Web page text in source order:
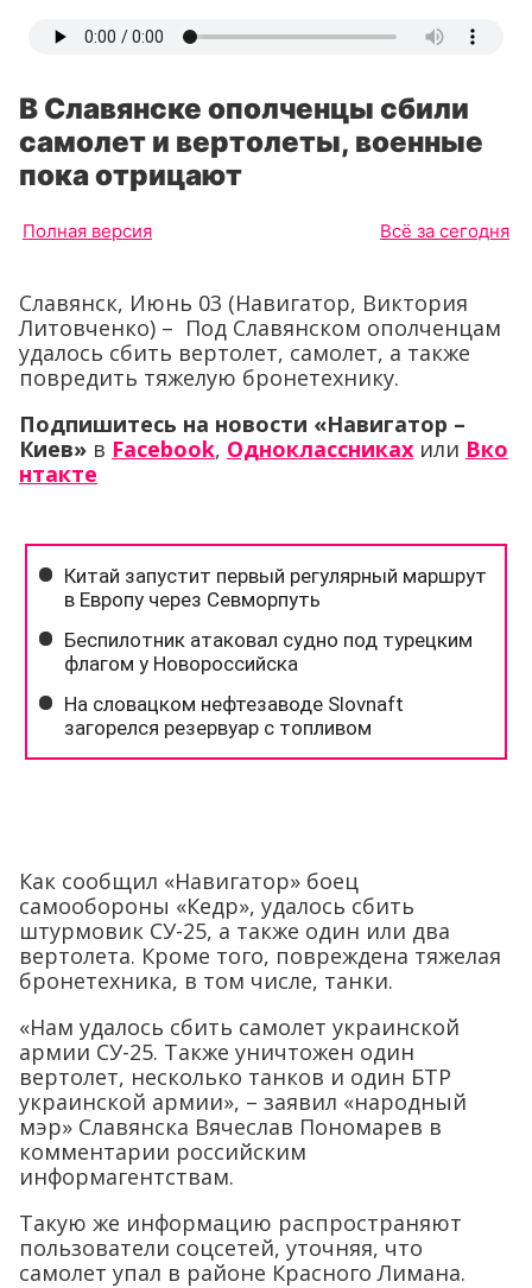
В Славянске ополченцы сбили
самолет и вертолеты, военные
пока отрицают
Полная версия Всё за сегодня
Славянск, Июнь 03 (Навигатор, Виктория
Литовченко) – Под Славянском ополченцам
удалось сбить вертолет, самолет, а также
повредить тяжелую бронетехнику.
Подпишитесь на новости «Навигатор –
Киев» в Facebook, Одноклассниках или Вко
нтакте
Как сообщил «Навигатор» боец
самообороны «Кедр», удалось сбить
штурмовик СУ-25, а также один или два
вертолета. Кроме того, повреждена тяжелая
бронетехника, в том числе, танки.
«Нам удалось сбить самолет украинской
армии СУ-25. Также уничтожен один
вертолет, несколько танков и один БТР
украинской армии», – заявил «народный
мэр» Славянска Вячеслав Пономарев в
комментарии российским
информагентствам.
Такую же информацию распространяют
пользователи соцсетей, уточняя, что
самолет упал в районе Красного Лимана.